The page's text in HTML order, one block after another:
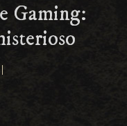
Gaming:
|